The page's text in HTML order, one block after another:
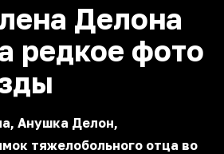
Делона
редкое фото
Анушка Делон,
тяжелобольного отца во